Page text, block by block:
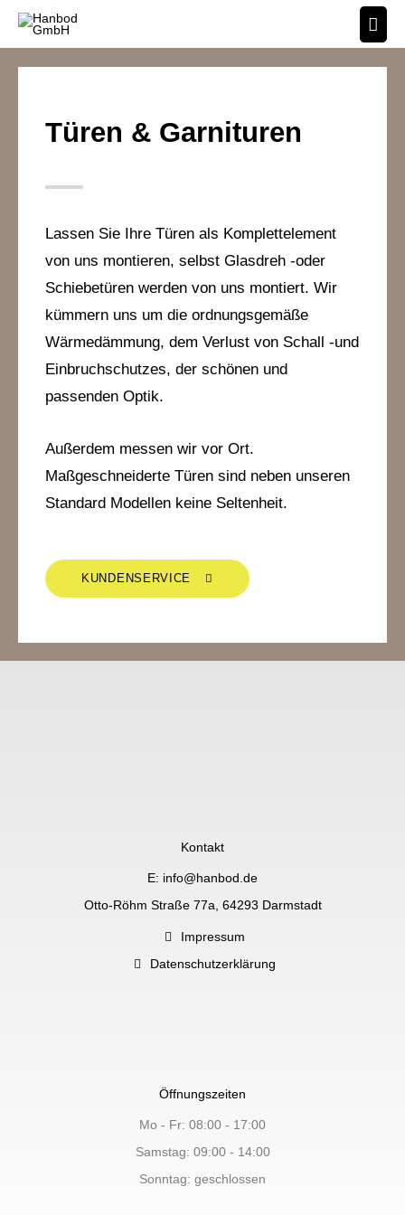
Türen & Garnituren
Lassen Sie Ihre Türen als Komplettelement
von uns montieren, selbst Glasdreh -oder
Schiebetüren werden von uns montiert. Wir
kümmern uns um die ordnungsgemäße
Wärmedämmung, dem Verlust von Schall -und
Einbruchschutzes, der schönen und
passenden Optik.
Außerdem messen wir vor Ort.
Maßgeschneiderte Türen sind neben unseren
Standard Modellen keine Seltenheit.
KUNDENSERVICE
Kontakt
E: info@hanbod.de
Otto-Röhm Straße 77a, 64293 Darmstadt
Impressum
Datenschutzerklärung
Öffnungszeiten
Mo - Fr: 08:00 - 17:00
Samstag: 09:00 - 14:00
Sonntag: geschlossen